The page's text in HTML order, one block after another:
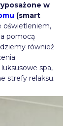
w
(smart
oświetleniem,
pomocą
również
spa,
strefy relaksu.